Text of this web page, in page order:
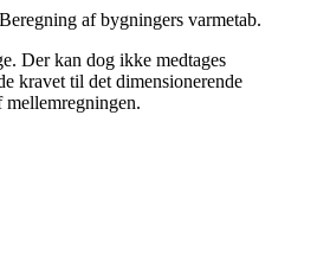
af bygningers varmetab.
Der kan dog ikke medtages
kravet til det dimensionerende
mellemregningen.